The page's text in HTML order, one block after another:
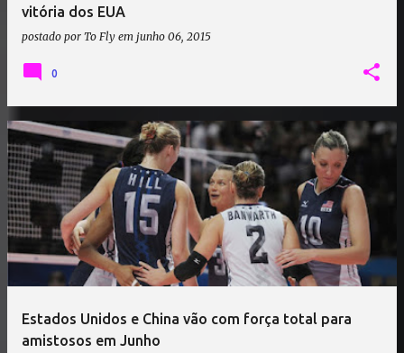
vitória dos EUA
postado por To Fly em junho 06, 2015
0
Estados Unidos e China vão com força total para
amistosos em Junho